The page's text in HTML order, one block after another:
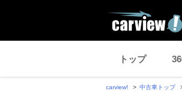
トップ
carview! 中古車トップ